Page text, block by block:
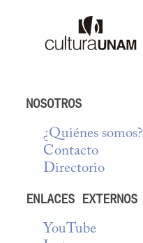
NOSOTROS
¿Quiénes somos?
Contacto
Directorio
ENLACES EXTERNOS
YouTube